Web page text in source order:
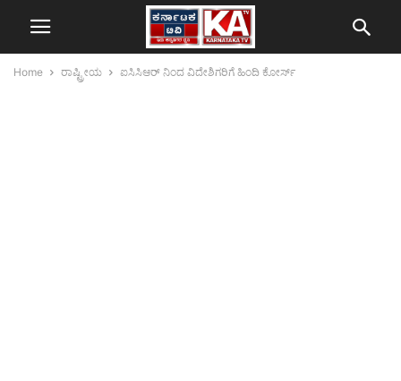
Home ರಾಷ್ಟ್ರೀಯ ಐಸಿಸಿಆರ್ ನಿಂದ ವಿದೇಶಿಗರಿಗೆ ಹಿಂದಿ ಕೋರ್ಸ್